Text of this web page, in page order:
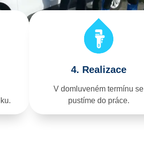
4. Realizace
V domluveném termínu se
pustíme do práce.